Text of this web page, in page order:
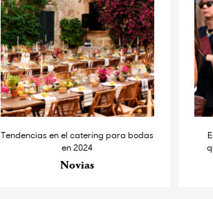
Tendencias en el catering para bodas
en 2024
Novias